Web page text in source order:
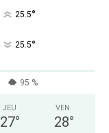
25.5°
25.5°
95 %
JEU
27°
VEN
28°